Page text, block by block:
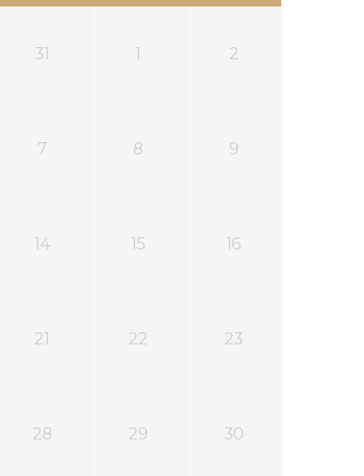
31 1 2
7 8 9
14 15 16
21 22 23
28 29 30